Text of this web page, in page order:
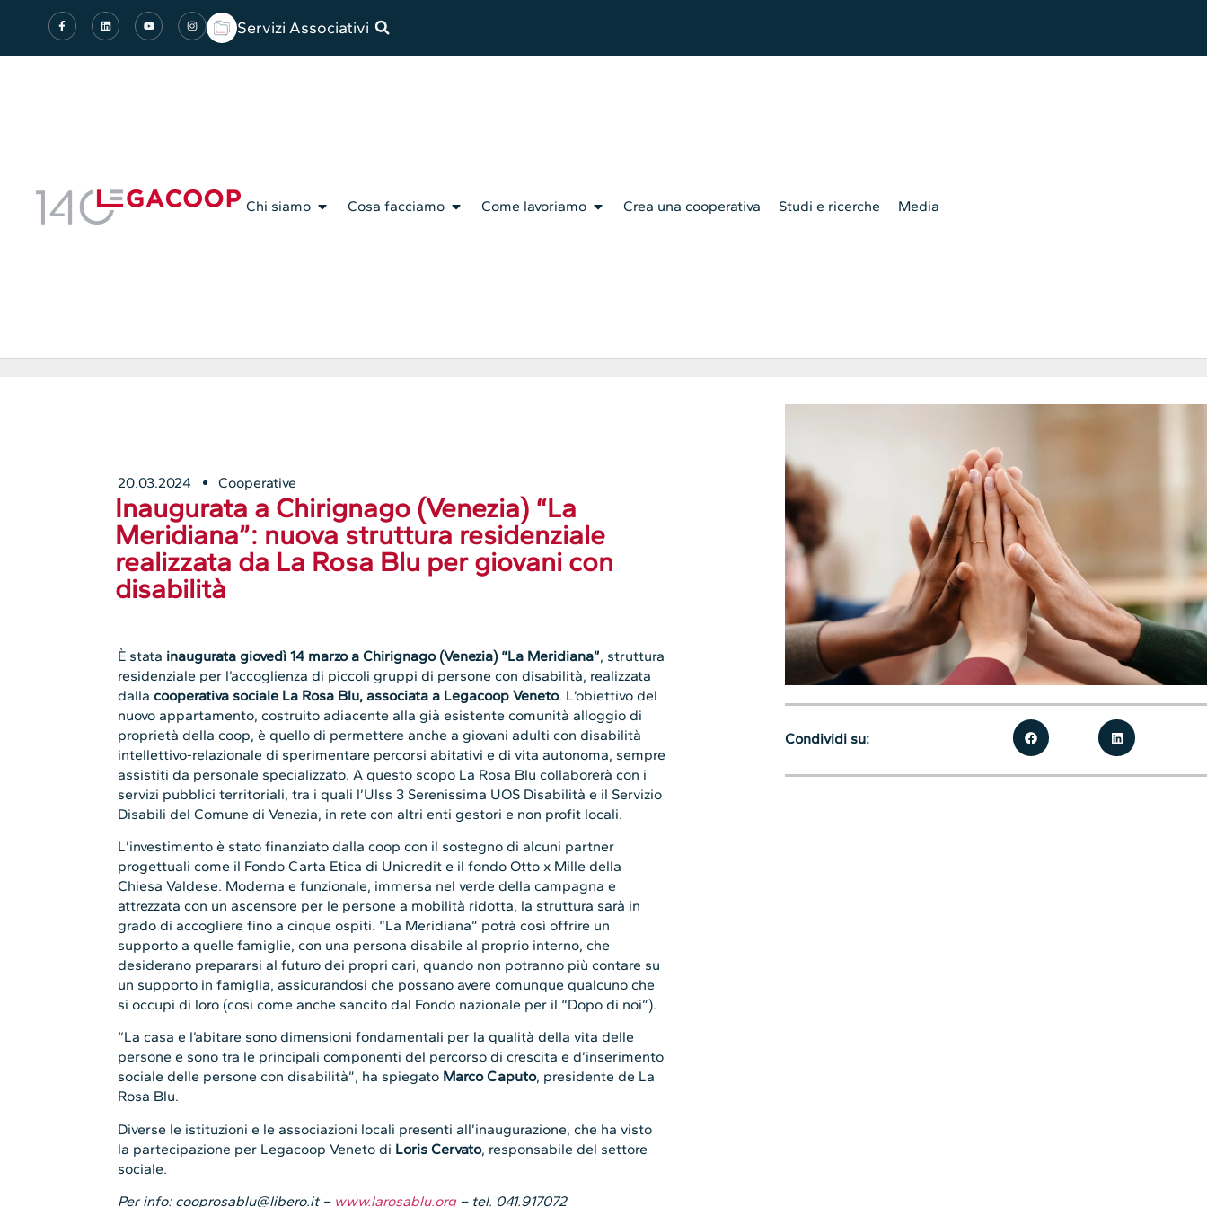
Servizi Associativi
Chi siamo Cosa facciamo Come lavoriamo Crea una cooperativa Studi e ricerche Media
20.03.2024 Cooperative
Inaugurata a Chirignago (Venezia) “La
Meridiana”: nuova struttura residenziale
realizzata da La Rosa Blu per giovani con
disabilità
È stata inaugurata giovedì 14 marzo a Chirignago (Venezia) “La Meridiana”, struttura
residenziale per l’accoglienza di piccoli gruppi di persone con disabilità, realizzata
dallacooperativa sociale La Rosa Blu, associata a Legacoop Veneto. L’obiettivo del
nuovo appartamento, costruito adiacente alla già esistente comunità alloggio di
proprietà della coop, è quello di permettere anche a giovani adulti con disabilità
intellettivo-relazionale di sperimentare percorsi abitativi e di vita autonoma, sempre
assistiti da personale specializzato. A questo scopo La Rosa Blu collaborerà con i
servizi pubblici territoriali, tra i quali l’Ulss 3 Serenissima UOS Disabilità e il Servizio
Disabili del Comune di Venezia, in rete con altri enti gestori e non profit locali.
L’investimento è stato finanziato dalla coop con il sostegno di alcuni partner
progettuali come il Fondo Carta Etica di Unicredit e il fondo Otto x Mille della
Chiesa Valdese. Moderna e funzionale, immersa nel verde della campagna e
attrezzata con un ascensore per le persone a mobilità ridotta, la struttura sarà in
grado di accogliere fino a cinque ospiti. “La Meridiana” potrà così offrire un
supporto a quelle famiglie, con una persona disabile al proprio interno, che
desiderano prepararsi al futuro dei propri cari, quando non potranno più contare su
un supporto in famiglia, assicurandosi che possano avere comunque qualcuno che
si occupi di loro (così come anche sancito dal Fondo nazionale per il “Dopo di noi”).
“La casa e l’abitare sono dimensioni fondamentali per la qualità della vita delle
persone e sono tra le principali componenti del percorso di crescita e d’inserimento
sociale delle persone con disabilità”, ha spiegato Marco Caputo, presidente de La
Rosa Blu.
Diverse le istituzioni e le associazioni locali presenti all’inaugurazione, che ha visto
la partecipazione per Legacoop Veneto di Loris Cervato, responsabile del settore
sociale.
Per info: cooprosablu@libero.it – www.larosablu.org– tel. 041.917072
Condividi su: